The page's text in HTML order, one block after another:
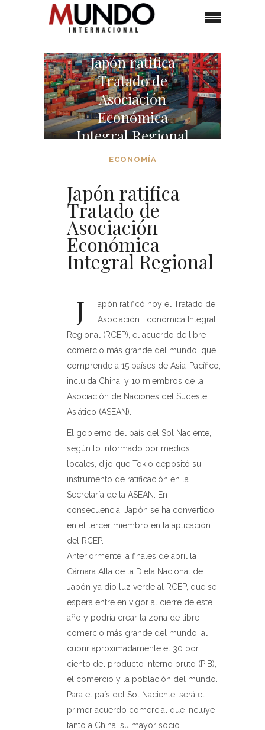
Japón ratifica
Tratado de
Asociación
Económica
Integral Regional
ECONOMÍA
Japón ratifica
Tratado de
Asociación
Económica
Integral Regional
J
apón ratificó hoy el Tratado de
Asociación Económica Integral
Regional (RCEP), el acuerdo de libre
comercio más grande del mundo, que
comprende a 15 países de Asia-Pacífico,
incluida China, y 10 miembros de la
Asociación de Naciones del Sudeste
Asiático (ASEAN).
El gobierno del país del Sol Naciente,
según lo informado por medios
locales, dijo que Tokio depositó su
instrumento de ratificación en la
Secretaría de la ASEAN. En
consecuencia, Japón se ha convertido
en el tercer miembro en la aplicación
del RCEP.
Anteriormente, a finales de abril la
Cámara Alta de la Dieta Nacional de
Japón ya dio luz verde al RCEP, que se
espera entre en vigor al cierre de este
año y podría crear la zona de libre
comercio más grande del mundo, al
cubrir aproximadamente el 30 por
ciento del producto interno bruto (PIB),
el comercio y la población del mundo.
Para el país del Sol Naciente, será el
primer acuerdo comercial que incluye
tanto a China, su mayor socio